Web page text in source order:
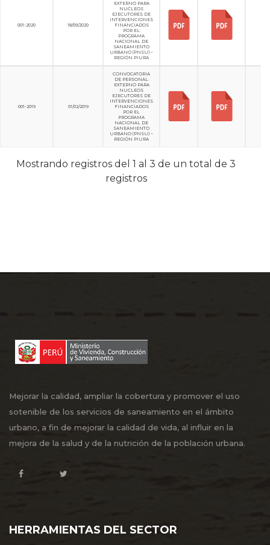
001-2020 18/09/2020
EXTERNO PARA
NUCLEOS
EJECUTORES DE
INTERVENCIONES
FINANCIADOS
POR EL
PROGRAMA
NACIONAL DE
SANEAMIENTO
URBANO (PNSU) –
REGIÓN PIURA
001-2019 01/02/2019
CONVOCATORIA
DE PERSONAL
EXTERNO PARA
NUCLEOS
EJECUTORES DE
INTERVENCIONES
FINANCIADOS
POR EL
PROGRAMA
NACIONAL DE
SANEAMIENTO
URBANO (PNSU) –
REGIÓN PIURA
Mostrando registros del 1 al 3 de un total de 3
registros
Mejorar la calidad, ampliar la cobertura y promover el uso
sotenible de los servicios de saneamiento en el ámbito
urbano, a fin de mejorar la calidad de vida, al influir en la
mejora de la salud y de la nutrición de la población urbana.
HERRAMIENTAS DEL SECTOR